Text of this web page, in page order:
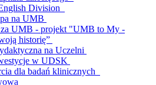
Division
na UMB
za UMB - projekt "UMB to My -
historię”
na Uczelni
w UDSK
dla badań klinicznych